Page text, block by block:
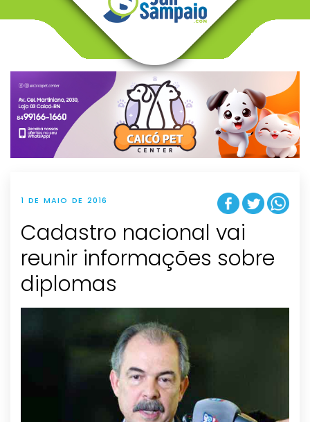
v
g
t
i
o
n
1 DE MAIO DE 2016
Cadastro nacional vai
reunir informações sobre
diplomas